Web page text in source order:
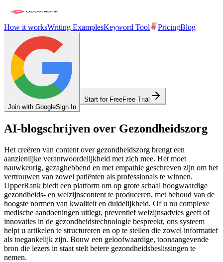
How it worksWriting ExamplesKeyword Tool PricingBlog
Join with GoogleSign In
Start for FreeFree Trial
AI-blogschrijven over Gezondheidszorg
Het creëren van content over gezondheidszorg brengt een
aanzienlijke verantwoordelijkheid met zich mee. Het moet
nauwkeurig, gezaghebbend en met empathie geschreven zijn om het
vertrouwen van zowel patiënten als professionals te winnen.
UpperRank biedt een platform om op grote schaal hoogwaardige
gezondheids- en welzijnscontent te produceren, met behoud van de
hoogste normen van kwaliteit en duidelijkheid. Of u nu complexe
medische aandoeningen uitlegt, preventief welzijnsadvies geeft of
innovaties in de gezondheidstechnologie bespreekt, ons systeem
helpt u artikelen te structureren en op te stellen die zowel informatief
als toegankelijk zijn. Bouw een geloofwaardige, toonaangevende
bron die lezers in staat stelt betere gezondheidsbeslissingen te
nemen.